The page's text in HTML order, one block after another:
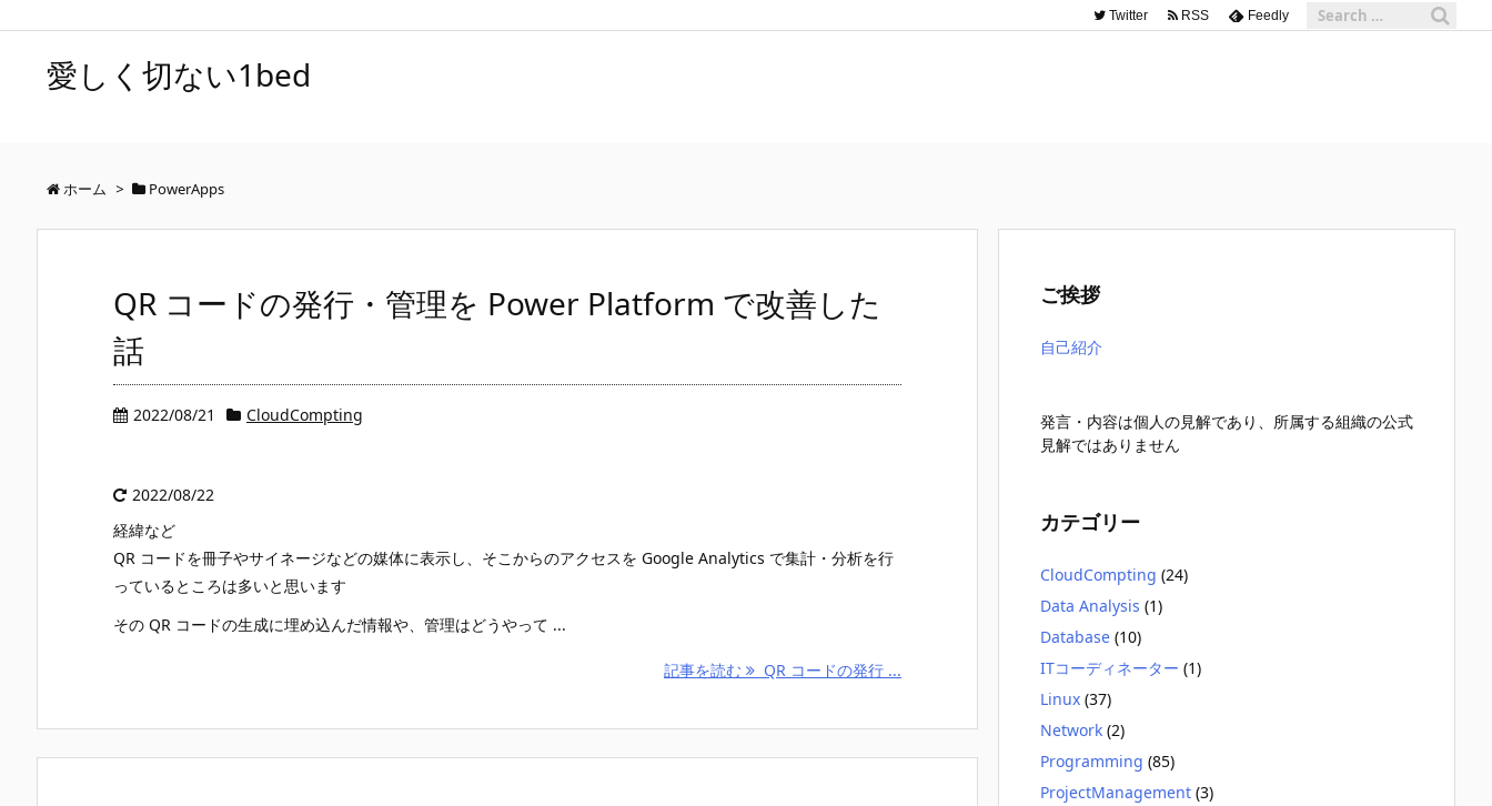
Twitter RSS Feedly
愛しく切ない1bed
ホーム > PowerApps
QR コードの発行・管理を Power Platform で改善した
話
2022/08/21 CloudCompting
2022/08/22
経緯など
QR コードを冊子やサイネージなどの媒体に表示し、そこからのアクセスを Google Analytics で集計・分析を行
っているところは多いと思います
その QR コードの生成に埋め込んだ情報や、管理はどうやって ...
記事を読む QR コードの発行 ...
ご挨拶
自己紹介
発言・内容は個人の見解であり、所属する組織の公式
見解ではありません
カテゴリー
CloudCompting (24)
Data Analysis (1)
Database (10)
ITコーディネーター (1)
Linux (37)
Network (2)
Programming (85)
ProjectManagement (3)